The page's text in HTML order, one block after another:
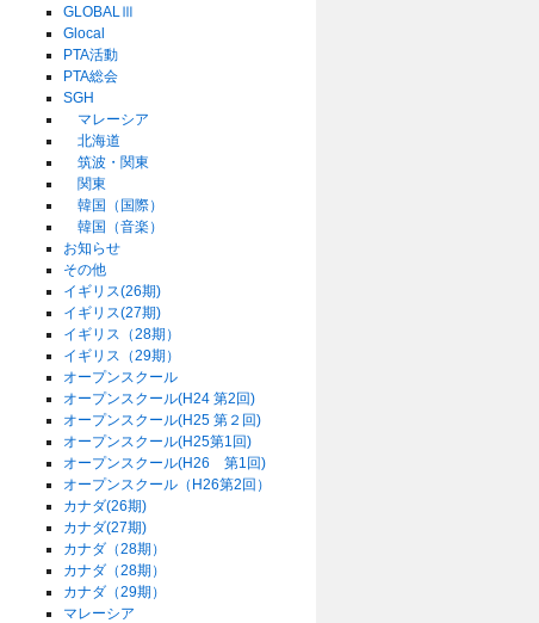
GLOBALⅢ
Glocal
PTA活動
PTA総会
SGH
マレーシア
北海道
筑波・関東
関東
韓国（国際）
韓国（音楽）
お知らせ
その他
イギリス(26期)
イギリス(27期)
イギリス（28期）
イギリス（29期）
オープンスクール
オープンスクール(H24 第2回)
オープンスクール(H25 第２回)
オープンスクール(H25第1回)
オープンスクール(H26 第1回)
オープンスクール（H26第2回）
カナダ(26期)
カナダ(27期)
カナダ（28期）
カナダ（28期）
カナダ（29期）
マレーシア